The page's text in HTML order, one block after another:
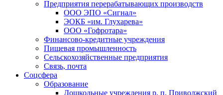
Предприятия перерабатывающих производств
ООО ЭПО «Сигнал»
ЭОКБ «им. Глухарева»
ООО «Гофротара»
Финансово-кредитные учреждения
Пищевая промышленность
Сельскохозяйственные предприятия
Связь, почта
Соцсфера
Образование
Дошкольные учреждения р. п. Приволжский